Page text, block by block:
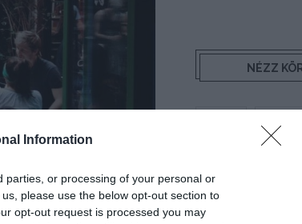
Information
parties, or processing of your personal or
please use the below opt-out section to
opt-out request is processed you may
NÉZZ
BELFÖLDI TURIZMUS
FEJLESZTÉS